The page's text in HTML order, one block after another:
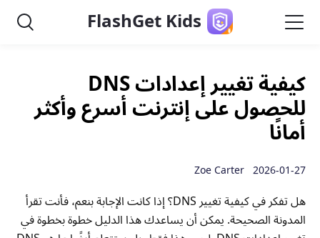
FlashGet Kids
كيفية تغيير إعدادات DNS
للحصول على إنترنت أسرع وأكثر
أمانًا
2026-01-27 Zoe Carter
هل تفكر في كيفية تغيير DNS؟ إذا كانت الإجابة بنعم، فأنت تقرأ
المدونة الصحيحة. يمكن أن يساعدك هذا الدليل خطوة بخطوة في